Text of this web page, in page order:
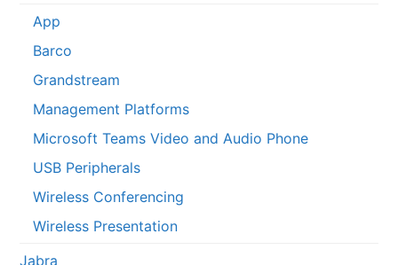
App
Barco
Grandstream
Management Platforms
Microsoft Teams Video and Audio Phone
USB Peripherals
Wireless Conferencing
Wireless Presentation
Jabra